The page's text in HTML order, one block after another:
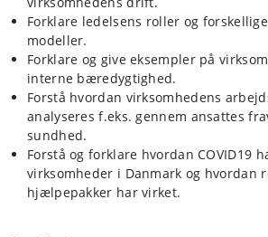
Forklare ledelsens roller og
modeller.
Forklare og give eksempler på
interne bæredygtighed.
Forstå hvordan virksomhedens
analyseres f.eks. gennem ansattes
sundhed.
Forstå og forklare hvordan COVID19
virksomheder i Danmark og hvordan
hjælpepakker har virket.